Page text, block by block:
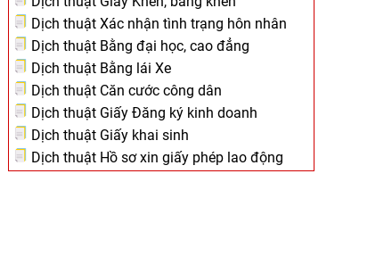
Dịch thuật Xác nhận tình trạng hôn nhân
Dịch thuật Bằng đại học, cao đẳng
Dịch thuật Bằng lái Xe
Dịch thuật Căn cước công dân
Dịch thuật Giấy Đăng ký kinh doanh
Dịch thuật Giấy khai sinh
Dịch thuật Hồ sơ xin giấy phép lao động